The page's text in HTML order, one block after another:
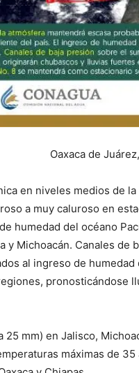
Oaxaca de
en niveles medios de
a muy caluroso en
humedad del océano
y Michoacán. Canales de
al ingreso de
pronosticándose
mm) en Jalisco,
máximas de